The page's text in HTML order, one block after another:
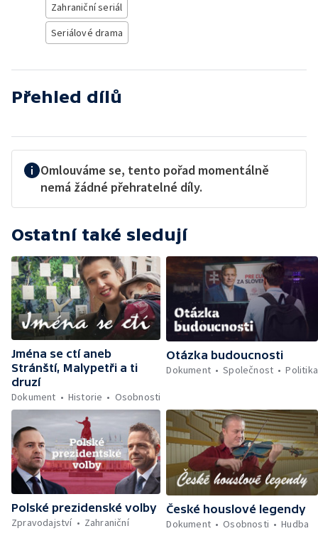
Zahraniční seriál
Seriálové drama
Přehled dílů
Omlouváme se, tento pořad momentálně
nemá žádné přehratelné díly.
Ostatní také sledují
Jména se ctí aneb
Stránští, Malypetři a ti
druzí
Dokument
Historie Osobnosti
Otázka budoucnosti
Dokument
Společnost Politika
Polské prezidenské volby
Zpravodajství
Zahraniční
České houslové legendy
Dokument
Osobnosti Hudba